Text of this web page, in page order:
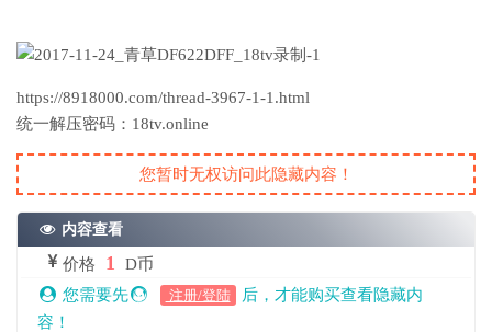
https://8918000.com/thread-3967-1-1.html
统一解压密码：18tv.online
您暂时无权访问此隐藏内容！
内容查看
价格 1
D币
您需要先
注册/登陆
后，才能购买查看隐藏内
容！